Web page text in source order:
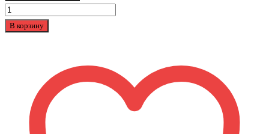
Количество
товара
6000w
В корзину